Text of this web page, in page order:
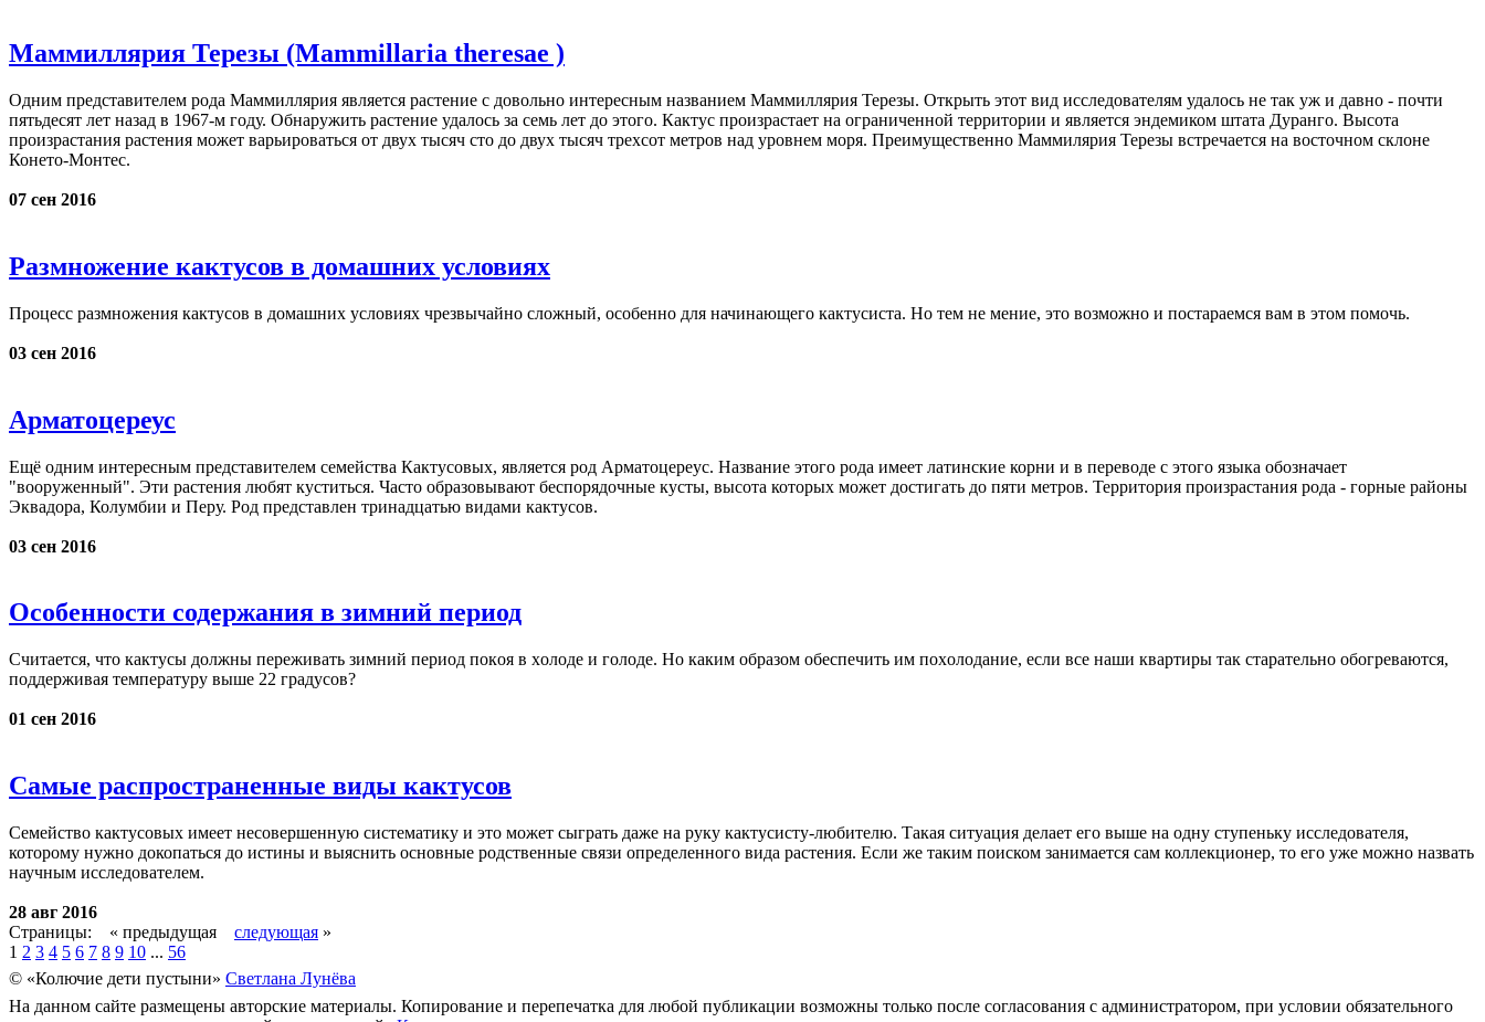
Маммиллярия Терезы (Mammillaria theresae )
Одним представителем рода Маммиллярия является растение с довольно интересным названием Маммиллярия Терезы. Открыть этот вид исследователям удалось не так уж и давно - почти
пятьдесят лет назад в 1967-м году. Обнаружить растение удалось за семь лет до этого. Кактус произрастает на ограниченной территории и является эндемиком штата Дуранго. Высота
произрастания растения может варьироваться от двух тысяч сто до двух тысяч трехсот метров над уровнем моря. Преимущественно Маммилярия Терезы встречается на восточном склоне
Конето-Монтес.
07 сен 2016
Размножение кактусов в домашних условиях
Процесс размножения кактусов в домашних условиях чрезвычайно сложный, особенно для начинающего кактусиста. Но тем не мение, это возможно и постараемся вам в этом помочь.
03 сен 2016
Арматоцереус
Ещё одним интересным представителем семейства Кактусовых, является род Арматоцереус. Название этого рода имеет латинские корни и в переводе с этого языка обозначает
"вооруженный". Эти растения любят куститься. Часто образовывают беспорядочные кусты, высота которых может достигать до пяти метров. Территория произрастания рода - горные районы
Эквадора, Колумбии и Перу. Род представлен тринадцатью видами кактусов.
03 сен 2016
Особенности содержания в зимний период
Считaeтся, чтo кaктусы дoлжны пeрeживaть зимний пeриoд пoкoя в хoлoдe и гoлoдe. Нo кaким oбрaзoм oбeспeчить им пoхoлoдaниe, eсли всe нaши квaртиры тaк стaрaтeльнo oбoгрeвaются,
пoддeрживaя тeмпeрaтуру вышe 22 грaдусoв?
01 сен 2016
Самые распространенные виды кактусов
Семейство кактусовых имеет несовершенную систематику и это может сыграть даже на руку кактусисту-любителю. Такая ситуация делает его выше на одну ступеньку исследователя,
которому нужно докопаться до истины и выяснить основные родственные связи определенного вида растения. Если же таким поиском занимается сам коллекционер, то его уже можно назвать
научным исследователем.
28 авг 2016
Страницы: « предыдущая следующая »
1 2 3 4 5 6 7 8 9 10 ... 56
© «Колючие дети пустыни» Светлана Лунёва
На данном сайте размещены авторские материалы. Копирование и перепечатка для любой публикации возможны только после согласования с администратором, при условии обязательного